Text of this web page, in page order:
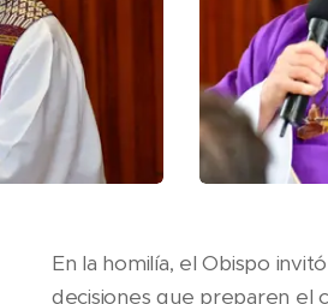
En la homilía, el Obispo
decisiones que preparen el